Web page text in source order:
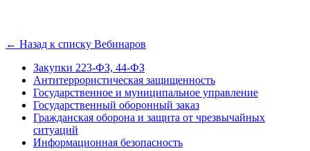
← Назад к списку Вебинаров
Закупки 223-ФЗ, 44-ФЗ
Антитеррористическая защищенность
Государственное и муниципальное управление
Государственный оборонный заказ
Гражданская оборона и защита от чрезвычайных
ситуаций
Информационная безопасность